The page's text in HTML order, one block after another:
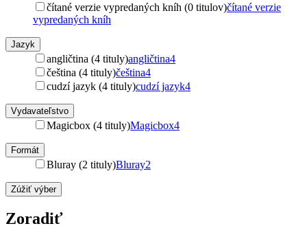
čítané verzie vypredaných kníh (0 titulov)čítané verzie
vypredaných kníh
Jazyk
angličtina (4 tituly)angličtina4
čeština (4 tituly)čeština4
cudzí jazyk (4 tituly)cudzí jazyk4
Vydavateľstvo
Magicbox (4 tituly)Magicbox4
Formát
Bluray (2 tituly)Bluray2
Zúžiť výber
Zoradiť